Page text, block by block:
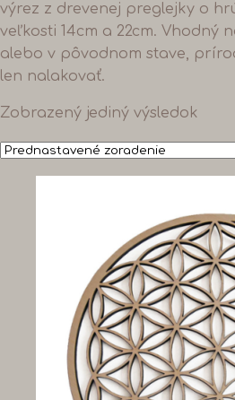
výrez z drevenej preglejky o
veľkosti 14cm a 22cm. Vhodný
alebo v pôvodnom stave,
len nalakovať.
Zobrazený jediný výsledok